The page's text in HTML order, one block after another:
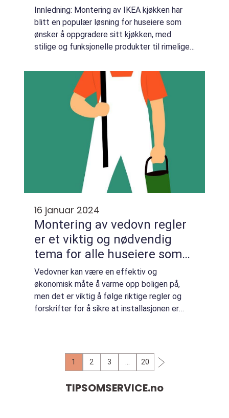
Innledning: Montering av IKEA kjøkken har
blitt en populær løsning for huseiere som
ønsker å oppgradere sitt kjøkken, med
stilige og funksjonelle produkter til rimelige
monteringsmetode, noe som gjør d...
16 januar 2024
Montering av vedovn regler
er et viktig og nødvendig
tema for alle huseiere som
vurderer å installere en
vedovn i hjemmet sitt
Vedovner kan være en effektiv og
økonomisk måte å varme opp boligen på,
men det er viktig å følge riktige regler og
forskrifter for å sikre at installasjonen er
1 2 3 20
TIPSOMSERVICE.no